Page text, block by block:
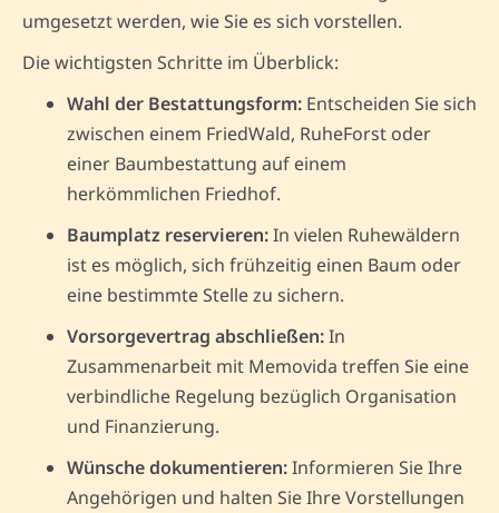
umgesetzt werden, wie Sie es sich vorstellen.
Die wichtigsten Schritte im Überblick:
Wahl der Bestattungsform: Entscheiden Sie sich
zwischen einem FriedWald, RuheForst oder
einer Baumbestattung auf einem
herkömmlichen Friedhof.
Baumplatz reservieren:In vielen Ruhewäldern
ist es möglich, sich frühzeitig einen Baum oder
eine bestimmte Stelle zu sichern.
Vorsorgevertrag abschließen:In
Zusammenarbeit mit Memovida treffen Sie eine
verbindliche Regelung bezüglich Organisation
und Finanzierung.
Wünsche dokumentieren:Informieren Sie Ihre
Angehörigen und halten Sie Ihre Vorstellungen